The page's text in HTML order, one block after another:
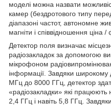
моделі можна назвати
камер (бездротового типу
діапазоні частот, автономне
магніти і співвідношення ціна /
Детектор поля визначає
радіозакладок за допомогою
мікрофоном
інформації. Завдяки широкому
МГц до 8000 ГГц, детектор
«радіозакладки» які працюють
2,4 ГГц і навіть 5,8 ГГц.